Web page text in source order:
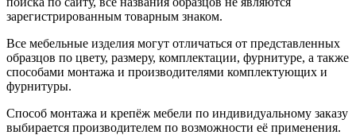
зарегистрированным товарным знаком.
Все мебельные изделия могут отличаться от представленных
образцов по цвету, размеру, комплектации, фурнитуре, а также
способами монтажа и производителями комплектующих и
фурнитуры.
Способ монтажа и крепёж мебели по индивидуальному заказу
выбирается производителем по возможности её применения.